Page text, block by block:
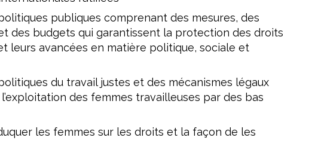
publiques comprenant des mesures, des
des budgets qui garantissent la protection des droits
leurs avancées en matière politique, sociale et
du travail justes et des mécanismes légaux
des femmes travailleuses par des bas
les femmes sur les droits et la façon de les